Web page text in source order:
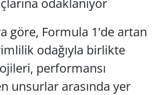
göre, Formula 1'de artan
odağıyla birlikte
performansı
unsurlar arasında yer